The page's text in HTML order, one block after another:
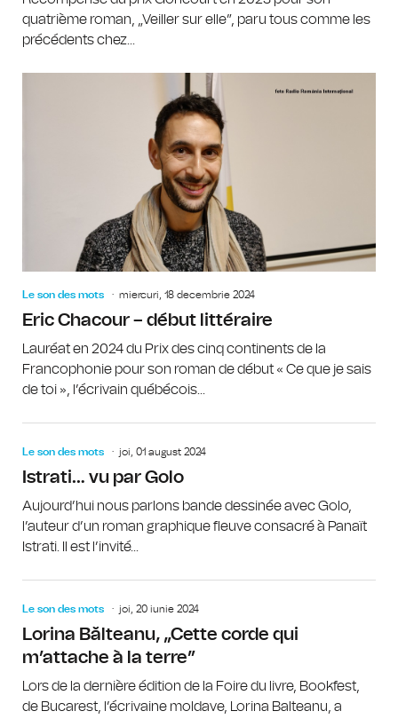
quatrième roman, „Veiller sur elle”, paru tous comme les
précédents chez...
Le son des mots miercuri, 18 decembrie 2024
Eric Chacour – début littéraire
Lauréat en 2024 du Prix des cinq continents de la
Francophonie pour son roman de début « Ce que je sais
de toi », l’écrivain québécois...
Le son des mots joi, 01 august 2024
Istrati… vu par Golo
Aujourd’hui nous parlons bande dessinée avec Golo,
l’auteur d’un roman graphique fleuve consacré à Panaït
Istrati. Il est l’invité...
Le son des mots joi, 20 iunie 2024
Lorina Bălteanu, „Cette corde qui
m’attache à la terre”
Lors de la dernière édition de la Foire du livre, Bookfest,
de Bucarest, l’écrivaine moldave, Lorina Balteanu, a